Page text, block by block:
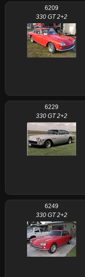
6209
330 GT 2+2
6229
330 GT 2+2
6249
330 GT 2+2